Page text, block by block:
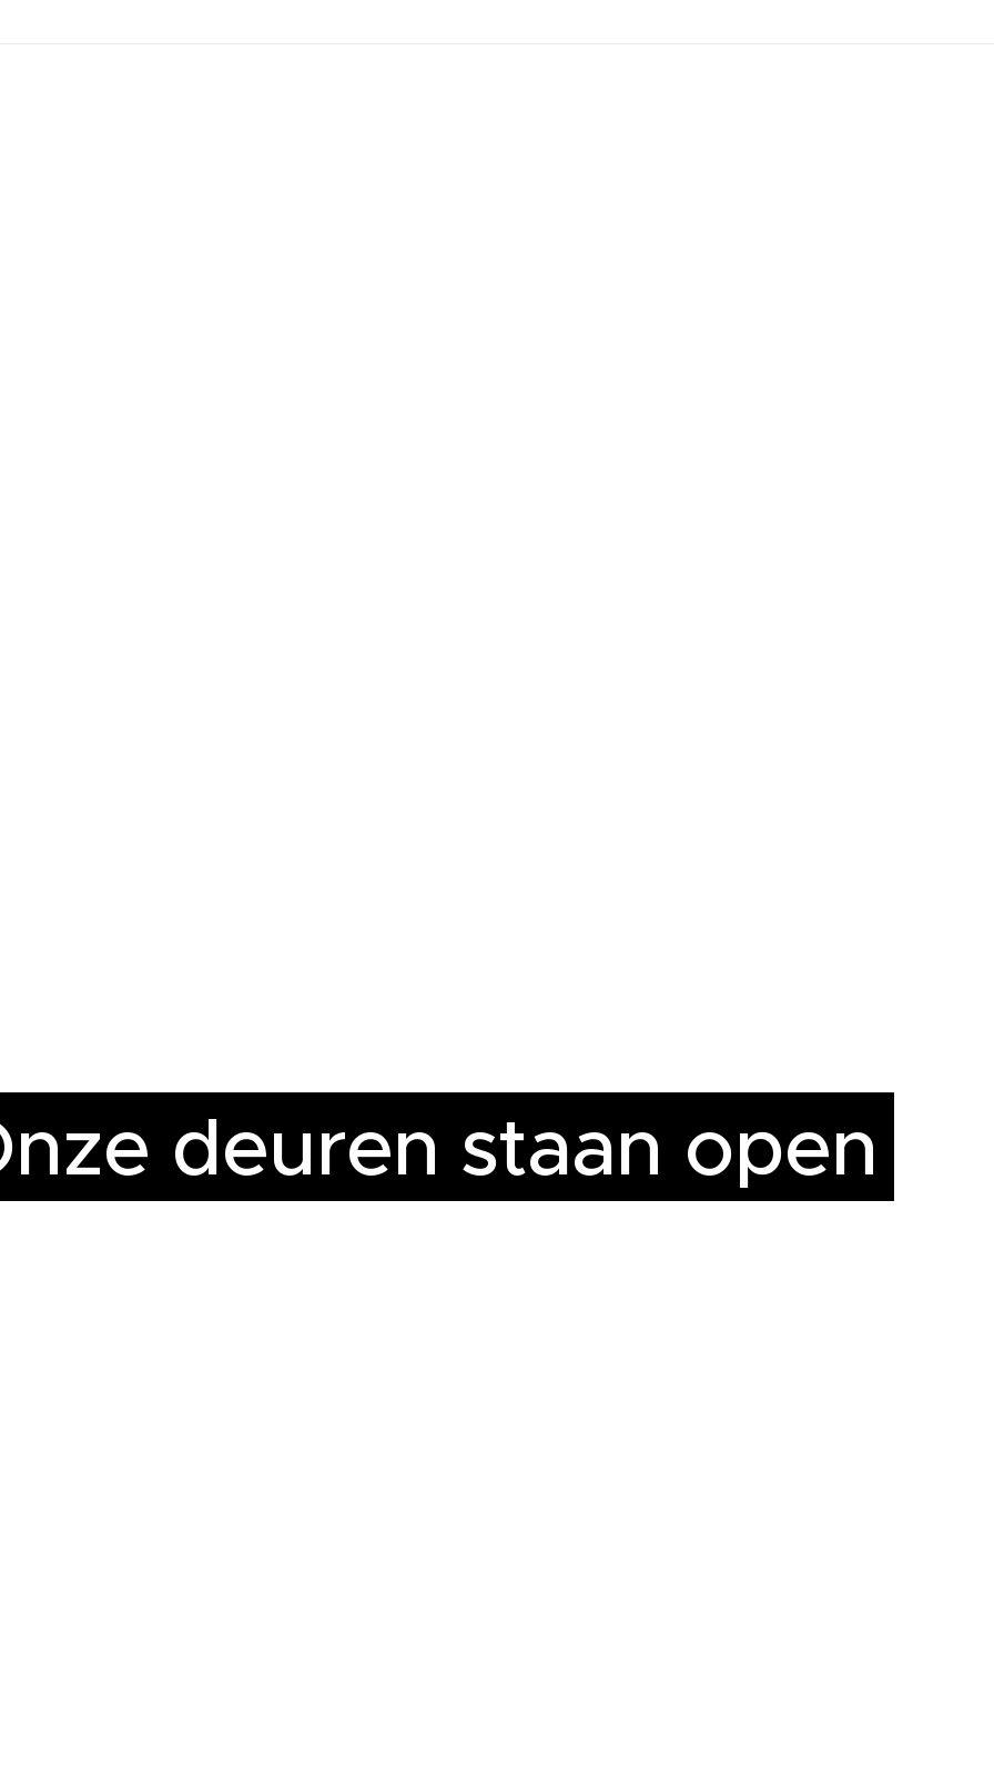
deuren staan open